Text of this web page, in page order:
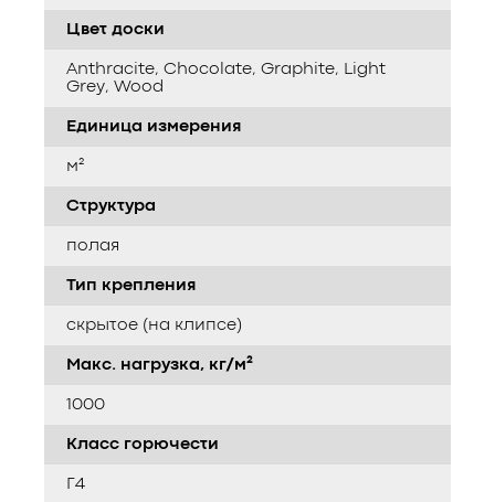
Цвет доски
Anthracite, Chocolate, Graphite, Light
Grey, Wood
Единица измерения
м²
Структура
полая
Тип крепления
скрытое (на клипсе)
Макс. нагрузка, кг/м²
1000
Класс горючести
Г4